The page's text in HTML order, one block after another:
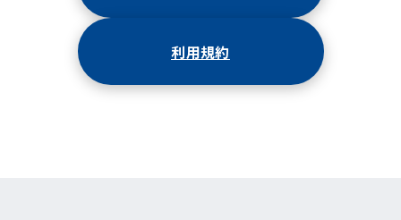
利用規約